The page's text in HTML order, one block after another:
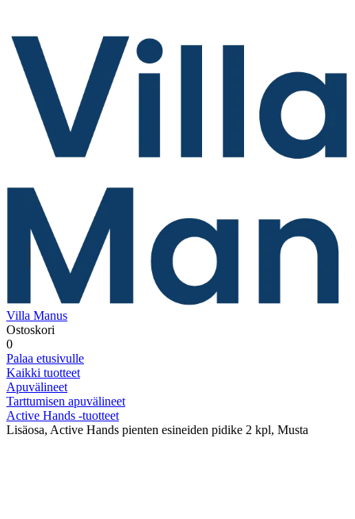
Villa Manus
Ostoskori
0
Palaa etusivulle
Kaikki tuotteet
Apuvälineet
Tarttumisen apuvälineet
Active Hands -tuotteet
Lisäosa, Active Hands pienten esineiden pidike 2 kpl, Musta